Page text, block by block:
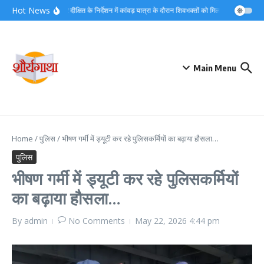
Skip to content
Hot Newsडीएम मयूर दीक्षित के निर्देशन में कांवड़ यात्रा के दौरान शिवभक्तों को मिल रहा त्वरित
Main Menu
Home /पुलिस/भीषण गर्मी में ड्यूटी कर रहे पुलिसकर्मियों का बढ़ाया हौसला…
पुलिस
भीषण गर्मी में ड्यूटी कर रहे पुलिसकर्मियों
का बढ़ाया हौसला…
By admin No Comments May 22, 2026 4:44 pm